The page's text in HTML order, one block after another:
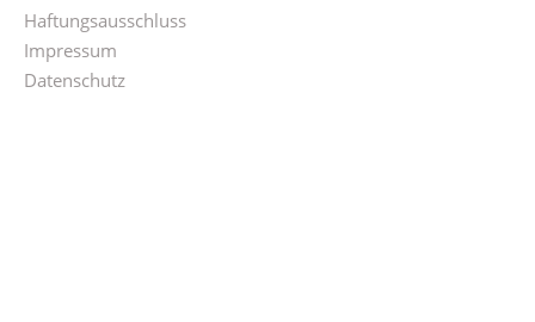
Haftungsausschluss
Impressum
Datenschutz